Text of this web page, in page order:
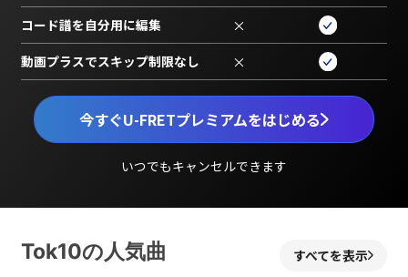
今すぐU-FRETプレミアムをはじめる
いつでもキャンセルできます
コード譜を自分用に編集 ×
動画プラスでスキップ制限なし ×
Tok10の人気曲 すべてを表示